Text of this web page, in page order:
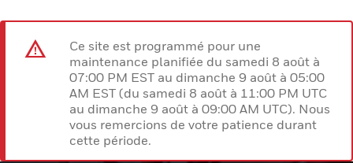
Ce site est programmé pour une
maintenance planifiée du samedi 8 août à
07:00 PM EST au dimanche 9 août à 05:00
AM EST (du samedi 8 août à 11:00 PM UTC
au dimanche 9 août à 09:00 AM UTC). Nous
vous remercions de votre patience durant
cette période.